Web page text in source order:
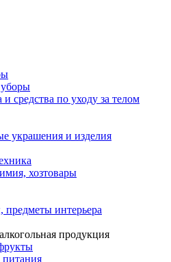
и средства по уходу за телом
украшения и изделия
хозтовары
интерьера
продукция